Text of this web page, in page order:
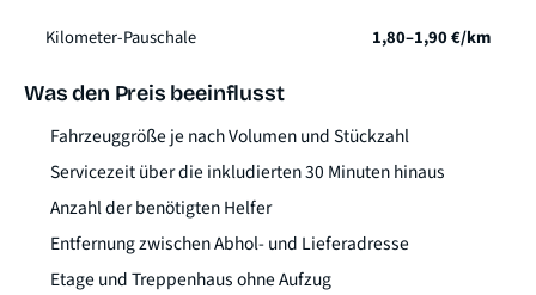
Kilometer-Pauschale 1,80–1,90 €/km
Was den Preis beeinflusst
Fahrzeuggröße je nach Volumen und Stückzahl
Servicezeit über die inkludierten 30 Minuten hinaus
Anzahl der benötigten Helfer
Entfernung zwischen Abhol- und Lieferadresse
Etage und Treppenhaus ohne Aufzug